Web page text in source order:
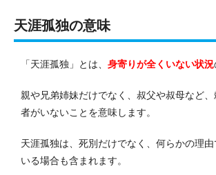
天涯孤独の意味
「天涯孤独」とは、 身寄りが全くいない状況
親や兄弟姉妹だけでなく、叔父や叔母など
者がいないことを意味します。
天涯孤独は、死別だけでなく、何らかの理
いる場合も含まれます。